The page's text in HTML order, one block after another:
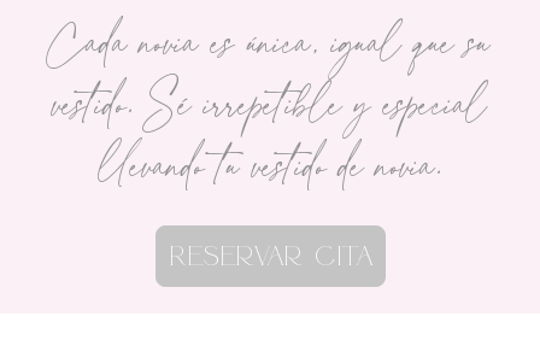
Cada novia es única, igual que su
vestido. Sé irrepetible y especial
llevando tu vestido de novia.
Reservar cita